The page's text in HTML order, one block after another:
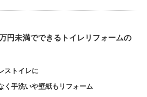
円未満でできるトイレリフォームの
ストイレに
く手洗いや壁紙もリフォーム